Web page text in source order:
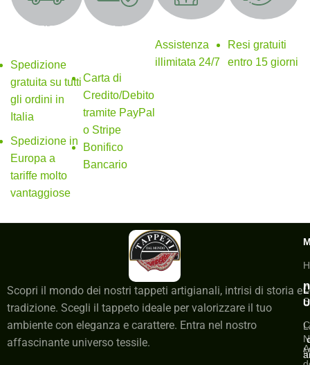
SPEDIZIONE
Spedizione
gratuita su tutti
gli ordini in
Italia
Spedizione in
Europa a
tariffe molto
vantaggiose
Metodi di
Carta di
Credito/Debito
tramite PayPal
o Stripe
Bonifico
Bancario
Supporto 24/7
Assistenza
illimitata 24/7
Resi gratuiti
Resi gratuiti
entro 15 giorni
Scopri il mondo dei nostri tappeti artigianali, intrisi di storia e
tradizione. Scegli il tappeto ideale per valorizzare il tuo
ambiente con eleganza e carattere. Entra nel nostro
affascinante universo tessile.